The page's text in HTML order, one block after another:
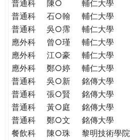
普通科
陳○ 輔仁大學
普通科
石○翰 輔仁大學
普通科
吳○霈 輔仁大學
應外科
曾○瑾 輔仁大學
應外科
江○豪 輔仁大學
應外科
鄭○婷 輔仁大學
普通科
吳○新 銘傳大學
普通科
張○賢 銘傳大學
普通科
黃○庭 銘傳大學
普通科
鄭○文 銘傳大學
餐飲科
陳○珠 黎明技術學院